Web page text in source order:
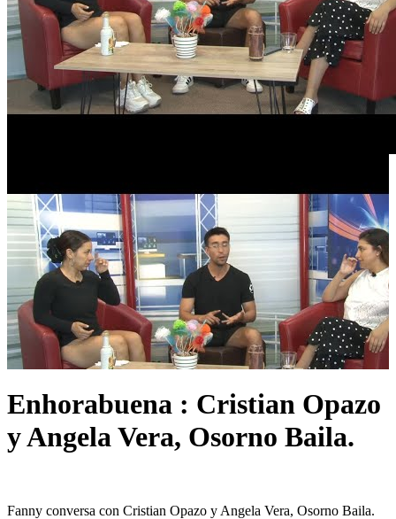
Enhorabuena : Cristian Opazo
y Angela Vera, Osorno Baila.
Fanny conversa con Cristian Opazo y Angela Vera, Osorno Baila.